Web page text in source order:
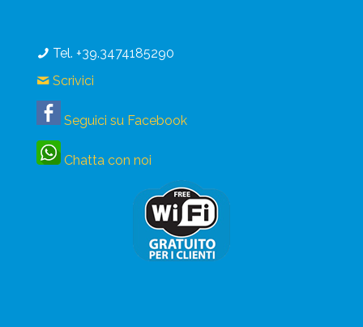
Tel. +39.3474185290
Scrivici
Seguici su Facebook
Chatta con noi